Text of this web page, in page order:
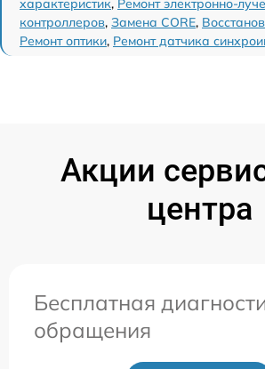
контроллеров, Замена CORE,
Ремонт оптики, Ремонт датчика
Акции
центра
Бесплатная
обращения